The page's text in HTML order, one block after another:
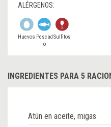
ALÉRGENOS:
Huevos Pescad
o
Sulfitos
INGREDIENTES PARA 5
Atún en aceite, migas